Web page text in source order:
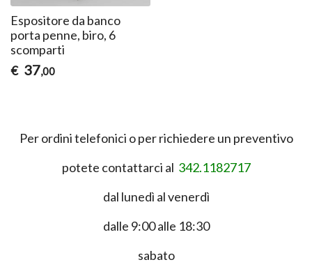
Espositore da banco
porta penne, biro, 6
scomparti
€ 37,00
Per ordini telefonici o per richiedere un preventivo
potete contattarci al 342.1182717
dal lunedì al venerdì
dalle 9:00 alle 18:30
sabato